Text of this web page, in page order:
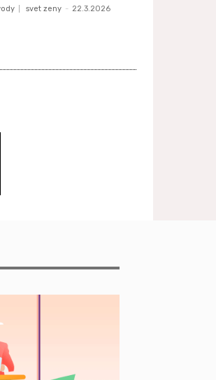
svet zeny - 22.3.2026